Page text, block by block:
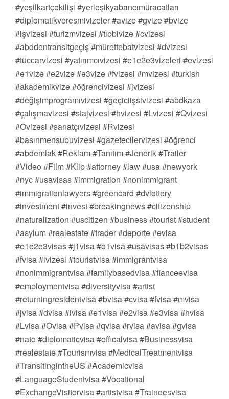
#yeşilkartçekilişi #yerleşikyabancımüracatları
#diplomatikveresmivizeler #avize #gvize #bvize
#işvizesi #turizmvizesi #tıbbivize #cvizesi
#abddentransitgeçiş #mürettebatvizesi #dvizesi
#tüccarvizesi #yatırımcıvizesi #e1e2e3vizeleri #evizesi
#e1vize #e2vize #e3vize #fvizesi #mvizesi #turkish
#akademikvize #öğrencivizesi #jvizesi
#değişimprogramıvizesi #geçiciişsivizesi #abdkaza
#çalışmavizesi #stajvizesi #hvizesi #Lvizesi #Qvizesi
#Ovizesi #sanatçıvizesi #Rvizesi
#basınmensubuvizesi #gazetecilervizesi #öğrenci
#abdemlak #Reklam #Tanıtım #Jenerik #Trailer
#Video #Film #Klip #attorney #law #usa #newyork
#nyc #usavisas #immigration #nonimmigrant
#immigrationlawyers #greencard #dvlottery
#investment #invest #breakingnews #citizenship
#naturalization #uscitizen #business #tourist #student
#asylum #realestate #trader #deporte #evisa
#e1e2e3visas #j1visa #o1visa #usavisas #b1b2visas
#fvisa #ivizesi #touristvisa #immigrantvisa
#nonimmigrantvisa #familybasedvisa #fianceevisa
#employmentvisa #diversityvisa #artist
#returningresidentvisa #bvisa #cvisa #fvisa #mvisa
#jvisa #dvisa #ivisa #e1visa #e2visa #e3visa #hvisa
#Lvisa #Ovisa #Pvisa #qvisa #rvisa #avisa #gvisa
#nato #diplomaticvisa #officalvisa #Businessvisa
#realestate #Tourismvisa #MedicalTreatmentvisa
#TransitingintheUS #Academicvisa
#LanguageStudentvisa #Vocational
#ExchangeVisitorvisa #artistvisa #Traineesvisa